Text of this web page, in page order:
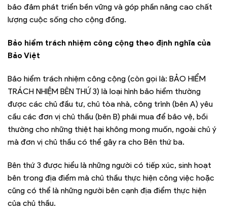
bảo đảm phát triển bền vững và góp phần nâng cao chất
lượng cuộc sống cho cộng đồng.
Bảo hiểm trách nhiệm công cộng theo định nghĩa của
Bảo Việt
Bảo hiểm trách nhiệm công cộng (còn gọi là: BẢO HIỂM
TRÁCH NHIỆM BÊN THỨ 3) là loại hình bảo hiểm thường
được các chủ đầu tư, chủ tòa nhà, công trình (bên A) yêu
cầu các đơn vị chủ thầu (bên B) phải mua để bảo vệ, bồi
thường cho những thiệt hại không mong muốn, ngoài chủ ý
mà đơn vị chủ thầu có thể gây ra cho Bên thứ ba.
Bên thứ 3 được hiểu là những người có tiếp xúc, sinh hoạt
bên trong địa điểm mà chủ thầu thực hiện công việc hoặc
cũng có thể là những người bên cạnh địa điểm thực hiện
của chủ thầu.